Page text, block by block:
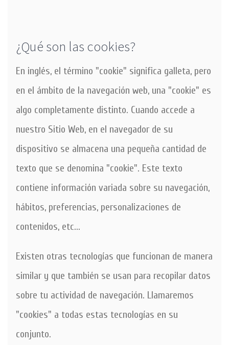
¿Qué son las cookies?
En inglés, el término "cookie" significa galleta, pero
en el ámbito de la navegación web, una "cookie" es
algo completamente distinto. Cuando accede a
nuestro Sitio Web, en el navegador de su
dispositivo se almacena una pequeña cantidad de
texto que se denomina "cookie". Este texto
contiene información variada sobre su navegación,
hábitos, preferencias, personalizaciones de
contenidos, etc...
Existen otras tecnologías que funcionan de manera
similar y que también se usan para recopilar datos
sobre tu actividad de navegación. Llamaremos
"cookies" a todas estas tecnologías en su
conjunto.